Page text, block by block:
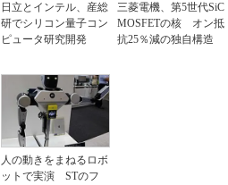
日立とインテル、産総
研でシリコン量子コン
ピュータ研究開発
三菱電機、第5世代SiC
MOSFETの核 オン抵
抗25％減の独自構造
人の動きをまねるロボ
ットで実演 STのフ